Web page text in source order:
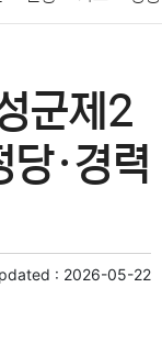
육 교통 생활
군제2
당·경력
: 2026-05-22